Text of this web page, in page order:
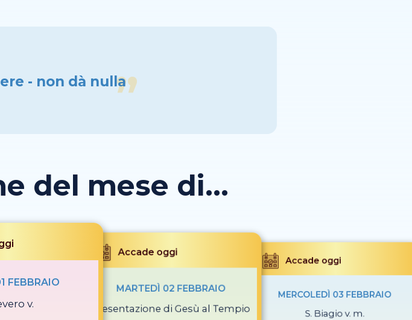
- non dà nulla
del mese di...
FEBBRAIO
v.
Accade oggi
MARTEDÌ 02 FEBBRAIO
Presentazione di Gesù al Tempio
Accade oggi
MERCOLEDÌ 03 FEBBRAIO
S. Biagio v. m.